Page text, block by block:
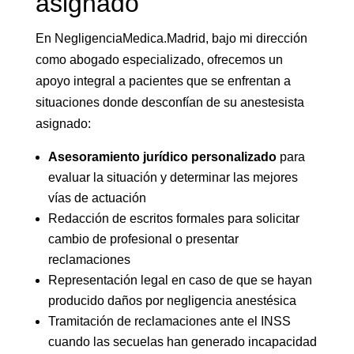
En NegligenciaMedica.Madrid, bajo mi dirección
como abogado especializado, ofrecemos un
apoyo integral a pacientes que se enfrentan a
situaciones donde desconfían de su anestesista
asignado:
Asesoramiento jurídico personalizadopara
evaluar la situación y determinar las mejores
vías de actuación
Redacción de escritos formales para solicitar
cambio de profesional o presentar
reclamaciones
Representación legal en caso de que se hayan
producido daños por negligencia anestésica
Tramitación de reclamaciones ante el INSS
cuando las secuelas han generado incapacidad